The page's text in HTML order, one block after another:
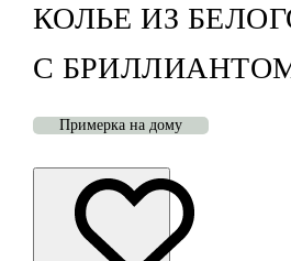
КОЛЬЕ ИЗ
С БРИЛЛИАНТОМ
Примерка на дому